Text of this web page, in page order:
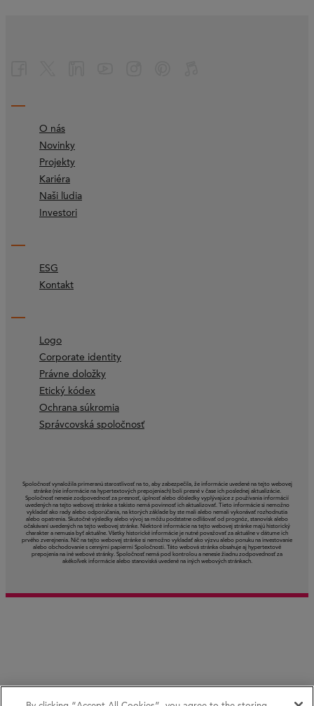
O nás
Novinky
Projekty
Kariéra
Naši ľudia
Investori
ESG
Kontakt
Logo
Corporate identity
Právne doložky
Etický kódex
Ochrana súkromia
Správcovská spoločnosť
Spoločnosť vynaložila primeranú starostlivosť na to, aby zabezpečila, že informácie uvedené na tejto webovej
stránke (nie informácie na hypertextových prepojeniach) boli presné v čase ich poslednej aktualizácie.
Spoločnosť nenesie zodpovednosť za presnosť, úplnosť alebo dôsledky vyplývajúce z používania informácií
uvedených na tejto webovej stránke a takisto nemá povinnosť ich aktualizovať. Tieto informácie si nemožno
vykladať ako rady alebo odporúčania, na ktorých základe by ste mali alebo nemali vykonávať rozhodnutia
alebo opatrenia. Skutočné výsledky alebo vývoj sa môžu podstatne odlišovať od prognóz, stanovísk alebo
očakávaní uvedených na tejto webovej stránke. Niektoré informácie na tejto webovej stránke majú historický
charakter a nemusia byť aktuálne. Všetky historické informácie je nutné považovať za aktuálne v dátume ich
prvého zverejnenia. Nič na tejto webovej stránke si nemožno vykladať ako výzvu alebo ponuku na investovanie
alebo obchodovanie s cennými papiermi Spoločnosti. Táto webová stránka obsahuje aj hypertextové
prepojenia na iné webové stránky. Spoločnosť nemá pod kontrolou a nenesie žiadnu zodpovednosť za
akékoľvek informácie alebo stanoviská uvedené na iných webových stránkach.